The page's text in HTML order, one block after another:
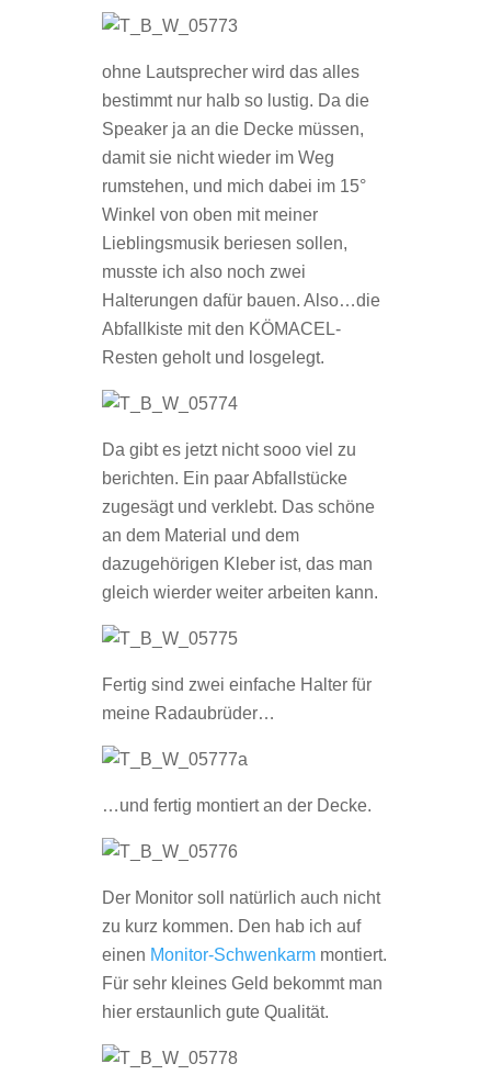
ohne Lautsprecher wird das alles
bestimmt nur halb so lustig. Da die
Speaker ja an die Decke müssen,
damit sie nicht wieder im Weg
rumstehen, und mich dabei im 15°
Winkel von oben mit meiner
Lieblingsmusik beriesen sollen,
musste ich also noch zwei
Halterungen dafür bauen. Also…die
Abfallkiste mit den KÖMACEL-
Resten geholt und losgelegt.
Da gibt es jetzt nicht sooo viel zu
berichten. Ein paar Abfallstücke
zugesägt und verklebt. Das schöne
an dem Material und dem
dazugehörigen Kleber ist, das man
gleich wierder weiter arbeiten kann.
Fertig sind zwei einfache Halter für
meine Radaubrüder…
…und fertig montiert an der Decke.
Der Monitor soll natürlich auch nicht
zu kurz kommen. Den hab ich auf
einen Monitor-Schwenkarmmontiert.
Für sehr kleines Geld bekommt man
hier erstaunlich gute Qualität.